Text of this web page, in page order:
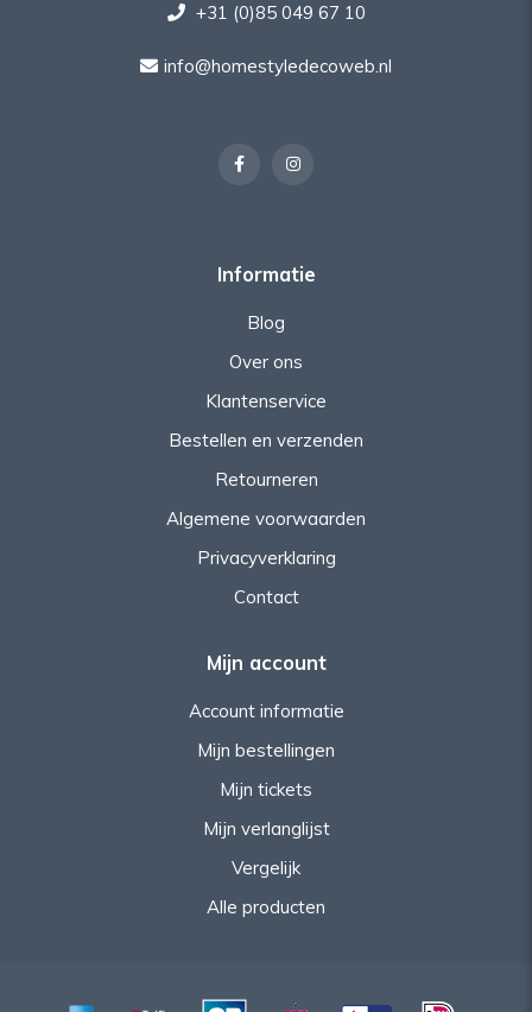
+31 (0)85 049 67 10
info@homestyledecoweb.nl
Informatie
Blog
Over ons
Klantenservice
Bestellen en verzenden
Retourneren
Algemene voorwaarden
Privacyverklaring
Contact
Mijn account
Account informatie
Mijn bestellingen
Mijn tickets
Mijn verlanglijst
Vergelijk
Alle producten